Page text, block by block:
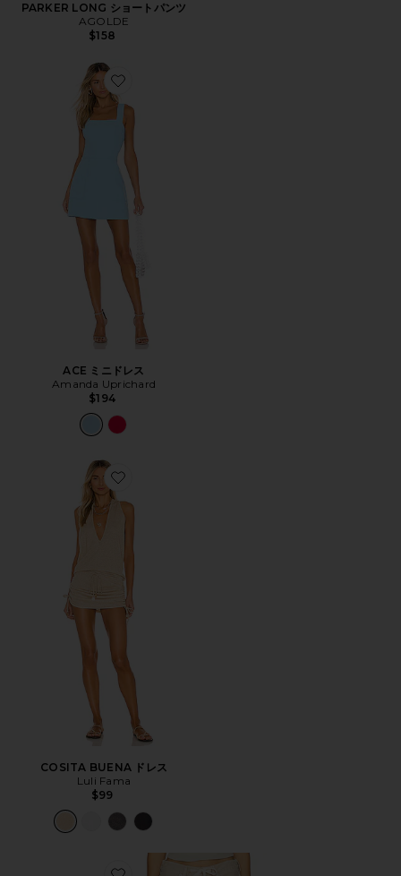
PARKER LONG ショートパンツ
AGOLDE
$158
Favorite ACE ミニドレス
ACE ミニドレス
Amanda Uprichard
$194
Favorite COSITA BUENA ドレス
COSITA BUENA ドレス
Luli Fama
$99